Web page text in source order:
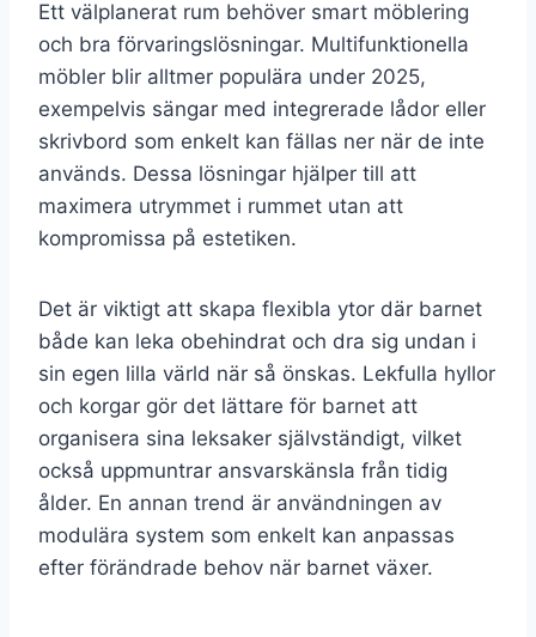
Ett välplanerat rum behöver smart möblering
och bra förvaringslösningar. Multifunktionella
möbler blir alltmer populära under 2025,
exempelvis sängar med integrerade lådor eller
skrivbord som enkelt kan fällas ner när de inte
används. Dessa lösningar hjälper till att
maximera utrymmet i rummet utan att
kompromissa på estetiken.
Det är viktigt att skapa flexibla ytor där barnet
både kan leka obehindrat och dra sig undan i
sin egen lilla värld när så önskas. Lekfulla hyllor
och korgar gör det lättare för barnet att
organisera sina leksaker självständigt, vilket
också uppmuntrar ansvarskänsla från tidig
ålder. En annan trend är användningen av
modulära system som enkelt kan anpassas
efter förändrade behov när barnet växer.